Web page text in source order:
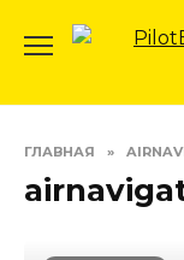
ГЛАВНАЯ »